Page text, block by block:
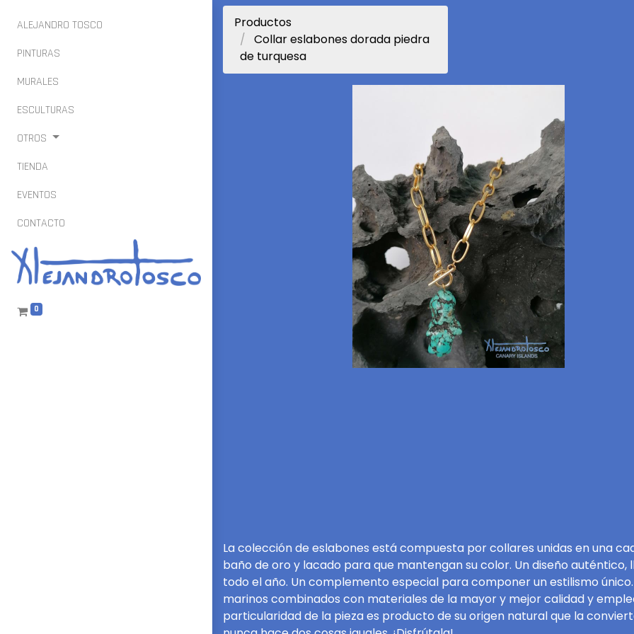
ALEJANDRO TOSCO
PINTURAS
MURALES
ESCULTURAS
OTROS
TIENDA
EVENTOS
CONTACTO
0
Productos
Collar eslabones dorada piedra
de turquesa
La colección de eslabones está compuesta por collares unidas en una
baño de oro y lacado para que mantengan su color. Un diseño
todo el año. Un complemento especial para componer un estilismo
marinos combinados con materiales de la mayor y mejor calidad y
particularidad de la pieza es producto de su origen natural que la